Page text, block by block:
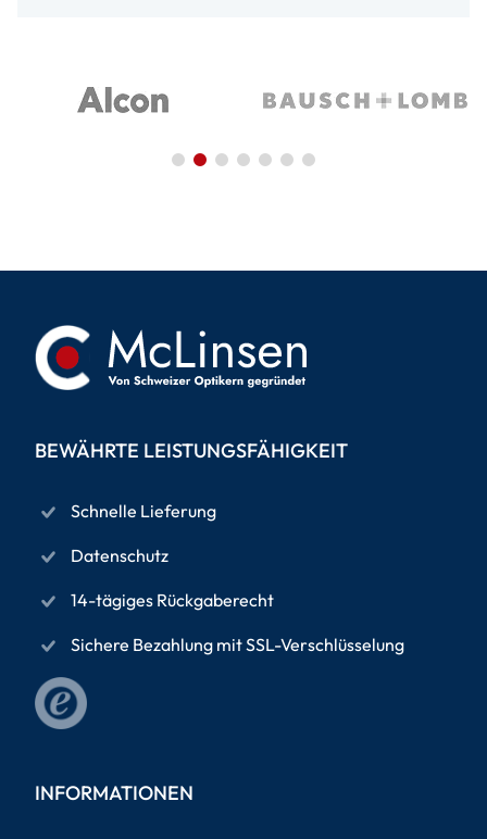
BEWÄHRTE LEISTUNGSFÄHIGKEIT
Schnelle Lieferung
Datenschutz
14-tägiges Rückgaberecht
Sichere Bezahlung mit SSL-Verschlüsselung
INFORMATIONEN